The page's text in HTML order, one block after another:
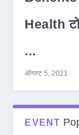
Health
...
ऑगस्ट 5, 2021
EVENT